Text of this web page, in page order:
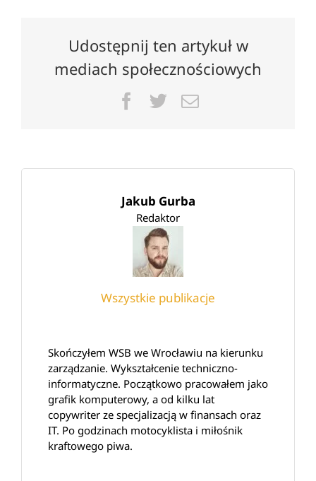
Udostępnij ten artykuł w
mediach społecznościowych
Facebook
TwitterEmail
Jakub Gurba
Redaktor
Wszystkie publikacje
Skończyłem WSB we Wrocławiu na kierunku
zarządzanie. Wykształcenie techniczno-
informatyczne. Początkowo pracowałem jako
grafik komputerowy, a od kilku lat
copywriter ze specjalizacją w finansach oraz
IT. Po godzinach motocyklista i miłośnik
kraftowego piwa.